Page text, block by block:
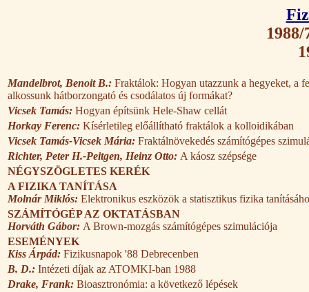
1988/
Mandelbrot, Benoit B.: Fraktálok: Hogyan utazzunk a hegyeket, a
alkossunk hátborzongató és csodálatos új formákat?
Vicsek Tamás: Hogyan építsünk Hele-Shaw cellát
Horkay Ferenc: Kísérletileg előállítható fraktálok a kolloidikában
Vicsek Tamás-Vicsek Mária: Fraktálnövekedés számítógépes
Richter, Peter H.-Peitgen, Heinz Otto: A káosz szépsége
NÉGYSZÖGLETES KERÉK
A FIZIKA TANÍTÁSA
Molnár Miklós: Elektronikus eszközök a statisztikus fizika
SZÁMÍTÓGÉP AZ OKTATÁSBAN
Horváth Gábor: A Brown-mozgás számítógépes szimulációja
ESEMÉNYEK
Kiss Árpád: Fizikusnapok '88 Debrecenben
B. D.: Intézeti díjak az ATOMKI-ban 1988
Drake, Frank: Bioasztronómia: a következő lépések